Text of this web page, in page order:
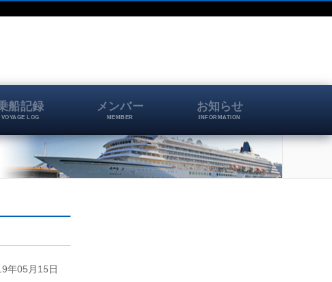
船記録
VOYAGE LOG
メンバー
MEMBER
お知らせ
INFORMATION
年05月15日